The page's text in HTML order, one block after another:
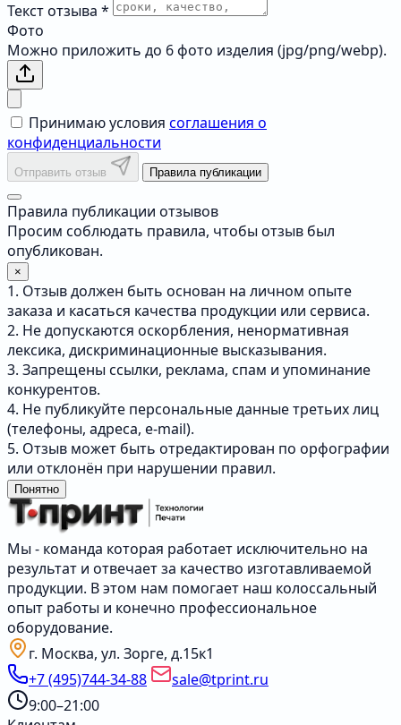
Текст отзыва *
Фото
Можно приложить до 6 фото изделия (jpg/png/webp).
Принимаю условия соглашения о
конфиденциальности
Отправить отзыв Правила публикации
Правила публикации отзывов
Просим соблюдать правила, чтобы отзыв был
опубликован.
×
1. Отзыв должен быть основан на личном опыте
заказа и касаться качества продукции или сервиса.
2. Не допускаются оскорбления, ненормативная
лексика, дискриминационные высказывания.
3. Запрещены ссылки, реклама, спам и упоминание
конкурентов.
4. Не публикуйте персональные данные третьих лиц
(телефоны, адреса, e-mail).
5. Отзыв может быть отредактирован по орфографии
или отклонён при нарушении правил.
Понятно
Мы - команда которая работает исключительно на
результат и отвечает за качество изготавливаемой
продукции. В этом нам помогает наш колоссальный
опыт работы и конечно профессиональное
оборудование.
г. Москва, ул. Зорге, д.15к1
+7 (495)744-34-88
sale@tprint.ru
9:00–21:00